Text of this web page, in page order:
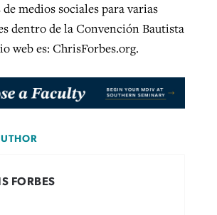
medios sociales para varias
dentro de la Convención Bautista
web es: ChrisForbes.org.
FORBES